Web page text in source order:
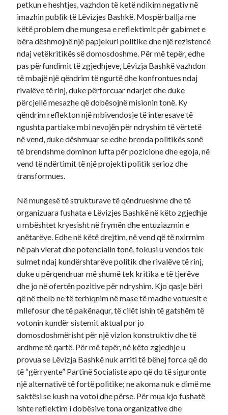
petkun e heshtjes, vazhdon të ketë ndikim negativ në
imazhin publik të Lëvizjes Bashkë. Mospërballja me
këtë problem dhe mungesa e reflektimit për gabimet e
bëra dëshmojnë një papjekuri politike dhe një rezistencë
ndaj vetëkritikës së domosdoshme. Për më tepër, edhe
pas përfundimit të zgjedhjeve, Lëvizja Bashkë vazhdon
të mbajë një qëndrim të ngurtë dhe konfrontues ndaj
rivalëve të rinj, duke përforcuar ndarjet dhe duke
përcjellë mesazhe që dobësojnë misionin tonë. Ky
qëndrim reflekton një mbivendosje të interesave të
ngushta partiake mbi nevojën për ndryshim të vërtetë
në vend, duke dëshmuar se edhe brenda politikës sonë
të brendshme dominon lufta për pozicione dhe egoja, në
vend të ndërtimit të një projekti politik serioz dhe
transformues.
Në mungesë të strukturave të qëndrueshme dhe të
organizuara fushata e Lëvizjes Bashkë në këto zgjedhje
u mbështet kryesisht në frymën dhe entuziazmin e
anëtarëve. Edhe në këtë drejtim, në vend që të nxirrnim
në pah vlerat dhe potencialin tonë, fokusi u vendos tek
sulmet ndaj kundërshtarëve politik dhe rivalëve të rinj,
duke u përqendruar më shumë tek kritika e të tjerëve
dhe jo në ofertën pozitive për ndryshim. Kjo qasje bëri
që në thelb ne të terhiqnim në mase të madhe votuesit e
mllefosur dhe të pakënaqur, të cilët ishin të gatshëm të
votonin kundër sistemit aktual por jo
domosdoshmërisht për një vizion konstruktiv dhe të
ardhme të qartë. Për më tepër, në këto zgjedhje u
provua se Lëvizja Bashkë nuk arriti të bëhej forca që do
të “gërryente” Partinë Socialiste apo që do të siguronte
një alternativë të fortë politike; ne akoma nuk e dimë me
saktësi se kush na votoi dhe përse. Për mua kjo fushatë
ishte reflektim i dobësive tona organizative dhe